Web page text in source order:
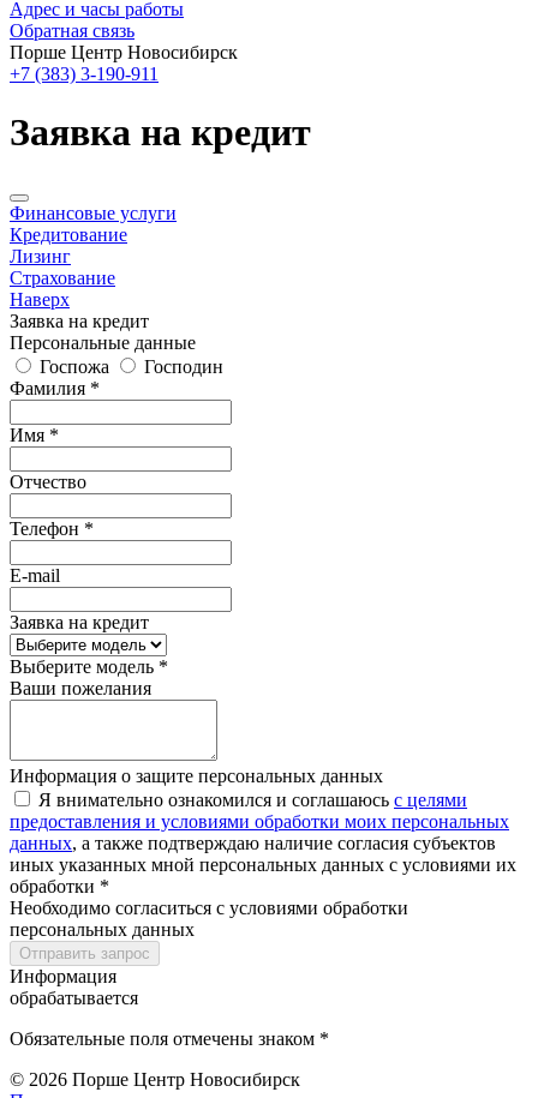
Адрес и часы работы
Обратная связь
Порше Центр Новосибирск
+7 (383) 3-190-911
Заявка на кредит
Финансовые услуги
Кредитование
Лизинг
Страхование
Наверх
Заявка на кредит
Персональные данные
Госпожа
Господин
Фамилия *
Имя *
Отчество
Телефон *
E-mail
Заявка на кредит
Выберите модель *
Ваши пожелания
Информация о защите персональных данных
Я внимательно ознакомился и соглашаюсь с целями
предоставления и условиями обработки моих персональных
данных, а также подтверждаю наличие согласия субъектов
иных указанных мной персональных данных с условиями их
обработки *
Необходимо согласиться с условиями обработки
персональных данных
Отправить запрос
Информация
обрабатывается
Обязательные поля отмечены знаком *
© 2026 Порше Центр Новосибирск